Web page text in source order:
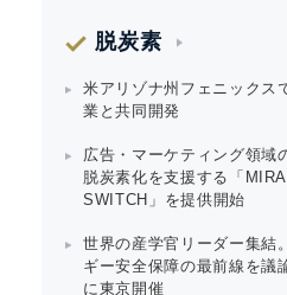
脱炭素
米アリゾナ州フェニックス
業と共同開発
広告・マーケティング領域
脱炭素化を支援する「
SWITCH」を提供開始
世界の産学官リーダー集結
ギー安全保障の最前線を議
に東京開催